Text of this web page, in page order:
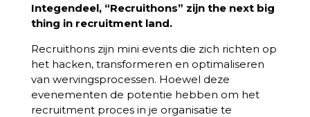
Integendeel, “Recruithons” zijn the next big
thing in recruitment land.
Recruithons zijn mini events die zich richten op
het hacken, transformeren en optimaliseren
van wervingsprocessen. Hoewel deze
evenementen de potentie hebben om het
recruitment proces in je organisatie te